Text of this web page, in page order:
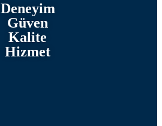
Deneyim
Güven
Kalite
Hizmet